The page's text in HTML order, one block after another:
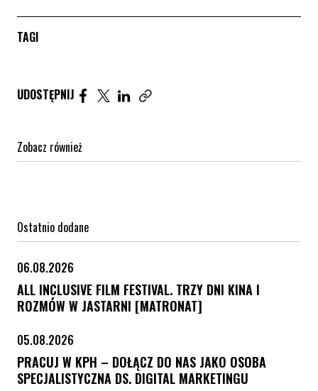
TAGI
UDOSTĘPNIJ Udostępnij artykuł na Facebook. Strona otwiera się
Udostępnij artykuł na Twitter. Strona otwiera
Udostępnij artykuł na Linkedin. Strona
Zobacz również
Ostatnio dodane
06.08.2026
ALL INCLUSIVE FILM FESTIVAL. TRZY DNI KINA I
ROZMÓW W JASTARNI [MATRONAT]
05.08.2026
PRACUJ W KPH – DOŁĄCZ DO NAS JAKO OSOBA
SPECJALISTYCZNA DS. DIGITAL MARKETINGU